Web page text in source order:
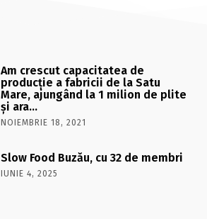
Am crescut capacitatea de
producţie a fabricii de la Satu
Mare, ajungând la 1 milion de plite
şi ara…
NOIEMBRIE 18, 2021
​Slow Food Buzău, cu 32 de membri
IUNIE 4, 2025